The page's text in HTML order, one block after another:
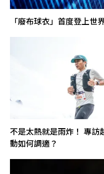
「廢布球衣」首度登上世
不是太熱就是雨炸！ 專訪
動如何調適？